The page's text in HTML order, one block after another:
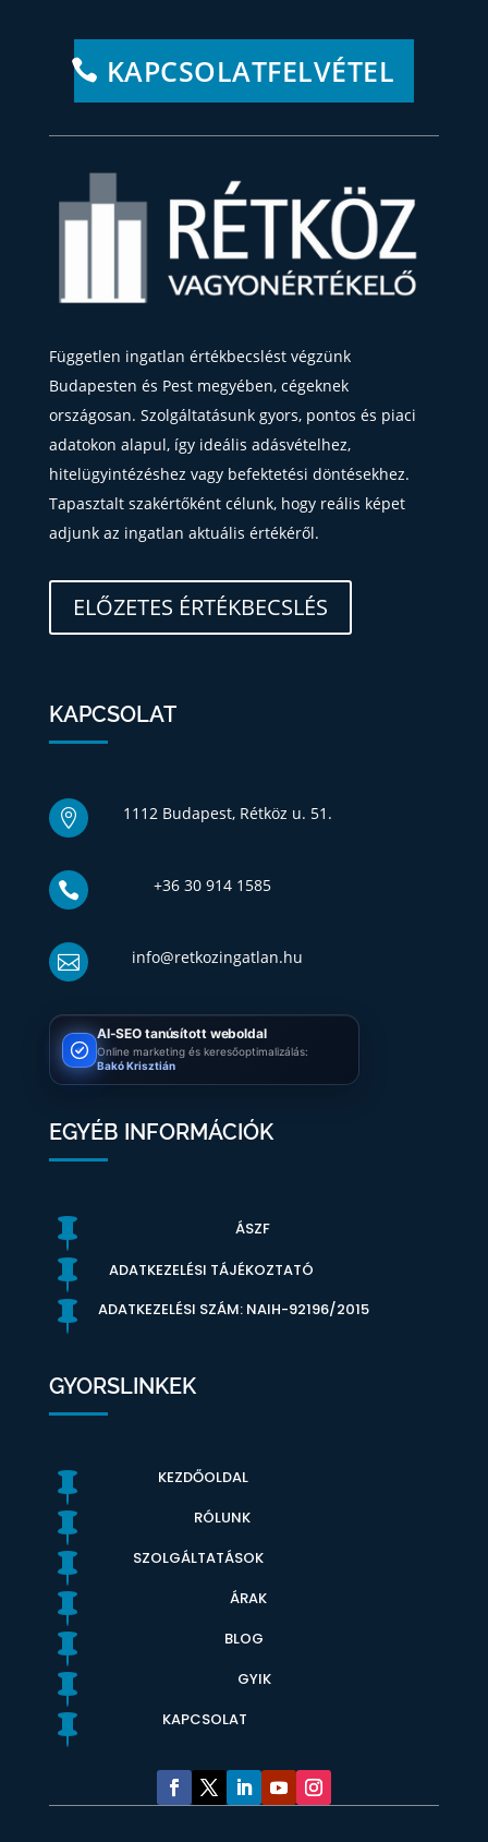
KAPCSOLATFELVÉTEL
Független ingatlan értékbecslést végzünk
Budapesten és Pest megyében, cégeknek
országosan. Szolgáltatásunk gyors, pontos és piaci
adatokon alapul, így ideális adásvételhez,
hitelügyintézéshez vagy befektetési döntésekhez.
Tapasztalt szakértőként célunk, hogy reális képet
adjunk az ingatlan aktuális értékéről.
ELŐZETES ÉRTÉKBECSLÉS
KAPCSOLAT
 1112 Budapest, Rétköz u. 51.
 +36 30 914 1585
 info@retkozingatlan.hu
AI-SEO tanúsított weboldal
Online marketing és keresőoptimalizálás:
Bakó Krisztián
EGYÉB INFORMÁCIÓK
 ÁSZF
 ADATKEZELÉSI TÁJÉKOZTATÓ
 ADATKEZELÉSI SZÁM: NAIH-92196/2015
GYORSLINKEK
 KEZDŐOLDAL
 RÓLUNK
 SZOLGÁLTATÁSOK
 ÁRAK
 BLOG
 GYIK
 KAPCSOLAT